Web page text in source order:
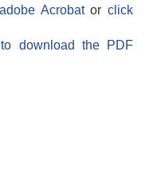
Acrobatorclick
download the PDF